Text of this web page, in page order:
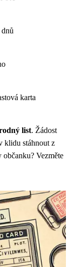
karta
list. Žádost
klidu stáhnout z
Vezměte